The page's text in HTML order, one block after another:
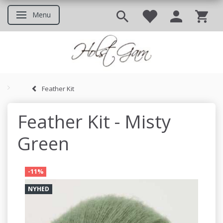
Skifte navigation
Menu
Godt at vide inden du
Feather Kit
Feather Kit - Misty
Green
-11%
NYHED